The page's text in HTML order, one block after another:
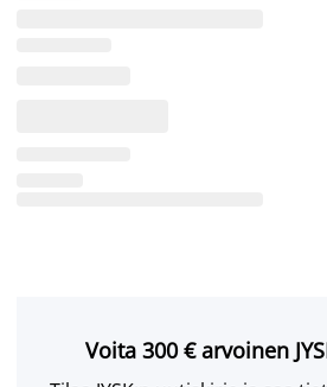
Voita 300 € arvoinen